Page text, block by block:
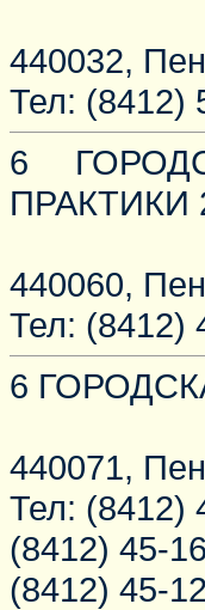
440032,
Тел: (8412)
6
ПРАКТИКИ
440060,
Тел: (8412)
6
440071,
Тел: (8412)
(8412) 45-
(8412) 45-